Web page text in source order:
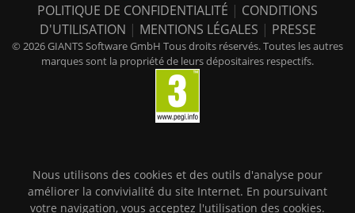
POLITIQUE DE CONFIDENTIALITÉ | CONDITIONS
D'UTILISATION | MENTIONS LÉGALES | PRESSE
© 2026 GIANTS Software GmbH Tous droits réservés. Toutes les autres
marques sont la propriété de leurs dépositaires respectifs.
Nous utilisons des cookies et des outils d'analyse pour
améliorer la convivialité du site Internet. En poursuivant
votre navigation, vous acceptez l'utilisation des cookies.